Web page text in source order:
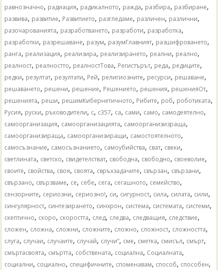
равнозначно, радиация, радикалното, ражда, разбира, разбиране,
развива, развитие, Развитието, разгледаме, различен, различни,
разочарованията, разработването, разработи, разработка,
разработки, разрешаване, разум, разумГлавният, разшифроването,
ранга, реализация, реализира, реализирането, реални, реално,
реалност, реалностто, реалностТова, Регистърът, реда, редиците,
редки, резултат, резултати, Рей, религиозните, ресурси, решаване,
решаването, решени, решение, Решението, решения, решенияОт,
решенията, реши, решимКибернетичното, Рибите, роб, роботиката,
Русия, руски, ръководители, с, с357, са, сами, само, самодеятелно,
самоорганизация, самоорганизацията, самоорганизизраща,
самоорганизираща, самоорганизиращи, самостоятелното,
самосъзнание, самосъзнанието, самоубийства, сват, свеки,
светлината, светско, свидетелстват, свободна, свободно, своеволие,
своите, свойства, своя, своята, свръхзадачите, свързан, свързани,
свързано, свързваме, се, себе, сега, сегашното, семейство,
сензорните, сериозни, сериозно!, си, сигурност, сила, силата, сили,
сингулярност, синтезирането, синхрон, система, системата, системи,
скептично, скоро, скоростта, след, следва, следващия, следствие,
сложен, сложна, сложни, сложните, сложно, сложност, сложността,
слуга, случаи, случаите, случай, случи”, сме, сметка, смисъл, смърт,
смъртасвоята, смъртта, собствената, социална, Социалната,
социални, социално, специфичните, споменавам, способ, способен,